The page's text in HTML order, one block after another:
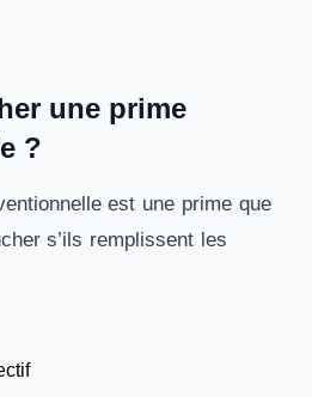
une prime
?
est une prime que
s’ils remplissent les